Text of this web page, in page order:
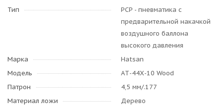
Тип
PCP - пневматика с
предварительной накачкой
воздушного баллона
высокого давления
Марка
Hatsan
Модель
AТ-44Х-10 Wood
Патрон
4,5 мм/.177
Материал ложи
Дерево